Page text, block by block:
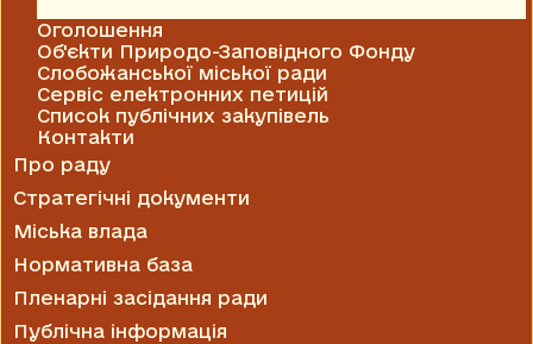
Оголошення
Об'єкти Природо-Заповідного Фонду
Слобожанської міської ради
Сервіс електронних петицій
Список публічних закупівель
Контакти
Про раду
Стратегічні документи
Міська влада
Нормативна база
Пленарні засідання ради
Публічна інформація